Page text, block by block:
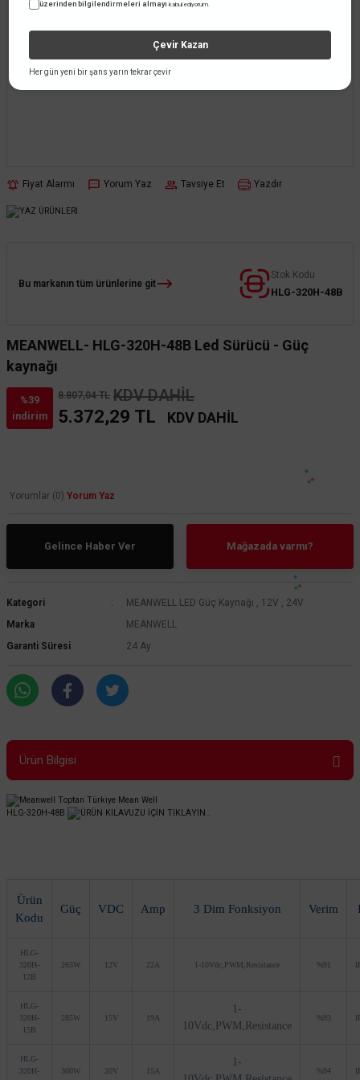
Fiyat Alarmı Yorum Yaz Tavsiye Et Yazdır
Bu markanın tüm ürünlerine git
Stok Kodu
HLG-320H-48B
MEANWELL- HLG-320H-48B Led Sürücü - Güç
kaynağı
%39
indirim
8.807,04 TL KDV DAHİL
5.372,29 TL KDV DAHİL
Yorumlar (0) Yorum Yaz
Gelince Haber Ver Mağazada varmı?
Kategori MEANWELL LED Güç Kaynağı , 12V , 24V
Marka
MEANWELL
Garanti Süresi
24 Ay
Ürün Bilgisi
HLG-320H-48B ÜRÜN KILAVUZU İÇİN TIKLAYIN..
Ürün
Kodu
Güç VDC Amp 3 Dim Fonksiyon Verim
HLG-
320H-
12B
265W 12V 22A 1-10Vdc,PWM,Resistance %91
HLG-
320H-
15B
285W 15V 19A
1-
10Vdc,PWM,Resistance
%93
HLG-
320H-
300W 20V 15A
1-
%94
üzerinden bilgilendirmeleri almayı kabul ediyorum.
Çevir Kazan
Her gün yeni bir şans yarın tekrar çevir